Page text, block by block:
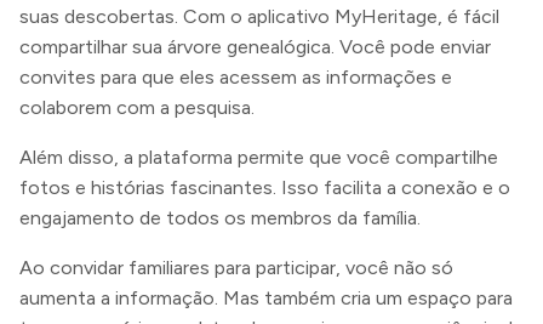
suas descobertas. Com o aplicativo MyHeritage, é fácil
compartilhar sua árvore genealógica. Você pode enviar
convites para que eles acessem as informações e
colaborem com a pesquisa.
Além disso, a plataforma permite que você compartilhe
fotos e histórias fascinantes. Isso facilita a conexão e o
engajamento de todos os membros da família.
Ao convidar familiares para participar, você não só
aumenta a informação. Mas também cria um espaço para